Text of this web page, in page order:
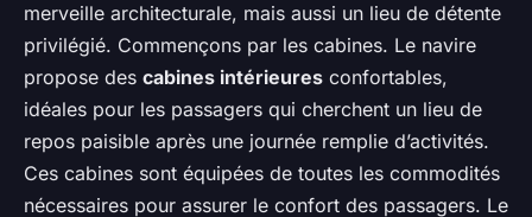
merveille architecturale, mais aussi un lieu de détente
privilégié. Commençons par les cabines. Le navire
propose des cabines intérieures confortables,
idéales pour les passagers qui cherchent un lieu de
repos paisible après une journée remplie d’activités.
Ces cabines sont équipées de toutes les commodités
nécessaires pour assurer le confort des passagers. Le